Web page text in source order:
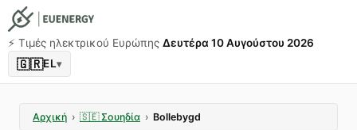
⚡️ Τιμές ηλεκτρικού Ευρώπης Δευτέρα 10 Αυγούστου 2026
🇬🇷EL▾
Αρχική › 🇸🇪 Σουηδία › Bollebygd